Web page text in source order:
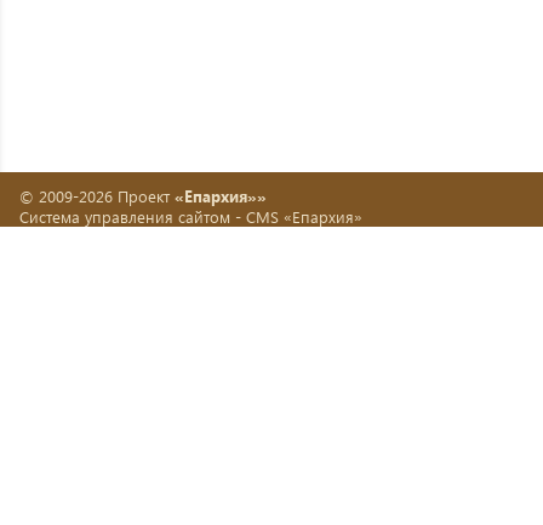
© 2009-2026 Проект «Епархия»»
Система управления сайтом - CMS «Епархия»